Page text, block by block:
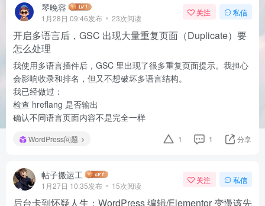
琴晚容
1月28日 09:46发布 23次阅读
关注 私信
开启多语言后，GSC 出现大量重复页面（Duplicate）要
怎么处理
我使用多语言插件后，GSC 里出现了很多重复页面提示。我担心
会影响收录和排名，但又不想破坏多语言结构。
我已经做过：
检查 hreflang 是否输出
确认不同语言页面内容不是完全一样
WordPress问题 1 1 分享
帖子搬运工
1月27日 10:35发布 15次阅读
关注 私信
后台卡到怀疑人生：WordPress 编辑/Elementor 变慢该先